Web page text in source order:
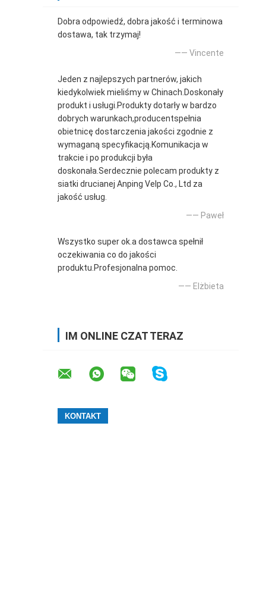
Dobra odpowiedź, dobra jakość i terminowa
dostawa, tak trzymaj!
—— Vincente
Jeden z najlepszych partnerów, jakich
kiedykolwiek mieliśmy w Chinach.Doskonały
produkt i usługi.Produkty dotarły w bardzo
dobrych warunkach,producentspełnia
obietnicę dostarczenia jakości zgodnie z
wymaganą specyfikacją.Komunikacja w
trakcie i po produkcji była
doskonała.Serdecznie polecam produkty z
siatki drucianej Anping Velp Co., Ltd za
jakość usług.
—— Paweł
Wszystko super ok.a dostawca spełnił
oczekiwania co do jakości
produktu.Profesjonalna pomoc.
—— Elżbieta
IM ONLINE CZAT TERAZ